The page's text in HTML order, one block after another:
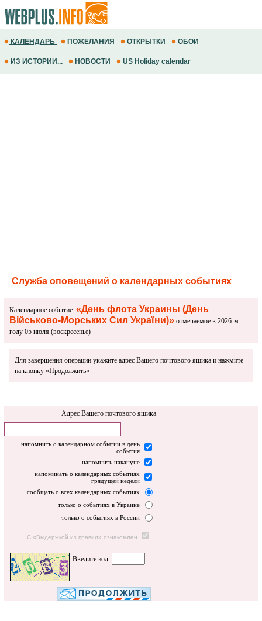
КАЛЕНДАРЬ ПОЖЕЛАНИЯ ОТКРЫТКИ ОБОИ
ИЗ ИСТОРИИ... НОВОСТИ US Holiday calendar
Служба оповещений о календарных событиях
Календарное событие: «День флота Украины (День
Військово-Морських Сил України)» отмечаемое в 2026-м
году 05 июля (воскресенье)
Для завершения операции укажите адрес Вашего почтового ящика и нажмите
на кнопку «Продолжить»
Адрес Вашего почтового ящика
напомнить о календарном событии в день
события
напомнить накануне
напоминать о календарных событиях
грядущей недели
сообщать о всех календарных событиях
только о событиях в Украине
только о событиях в России
С «Выдержкой из правил» ознакомлен
Введите код: